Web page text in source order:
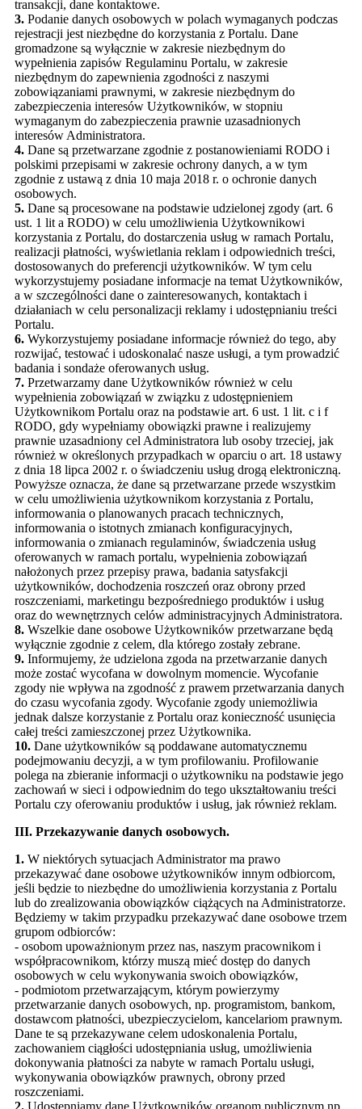
transakcji, dane kontaktowe.
3. Podanie danych osobowych w polach wymaganych podczas
rejestracji jest niezbędne do korzystania z Portalu. Dane
gromadzone są wyłącznie w zakresie niezbędnym do
wypełnienia zapisów Regulaminu Portalu, w zakresie
niezbędnym do zapewnienia zgodności z naszymi
zobowiązaniami prawnymi, w zakresie niezbędnym do
zabezpieczenia interesów Użytkowników, w stopniu
wymaganym do zabezpieczenia prawnie uzasadnionych
interesów Administratora.
4. Dane są przetwarzane zgodnie z postanowieniami RODO i
polskimi przepisami w zakresie ochrony danych, a w tym
zgodnie z ustawą z dnia 10 maja 2018 r. o ochronie danych
osobowych.
5. Dane są procesowane na podstawie udzielonej zgody (art. 6
ust. 1 lit a RODO) w celu umożliwienia Użytkownikowi
korzystania z Portalu, do dostarczenia usług w ramach Portalu,
realizacji płatności, wyświetlania reklam i odpowiednich treści,
dostosowanych do preferencji użytkowników. W tym celu
wykorzystujemy posiadane informacje na temat Użytkowników,
a w szczególności dane o zainteresowanych, kontaktach i
działaniach w celu personalizacji reklamy i udostępnianiu treści
Portalu.
6. Wykorzystujemy posiadane informacje również do tego, aby
rozwijać, testować i udoskonalać nasze usługi, a tym prowadzić
badania i sondaże oferowanych usług.
7. Przetwarzamy dane Użytkowników również w celu
wypełnienia zobowiązań w związku z udostępnieniem
Użytkownikom Portalu oraz na podstawie art. 6 ust. 1 lit. c i f
RODO, gdy wypełniamy obowiązki prawne i realizujemy
prawnie uzasadniony cel Administratora lub osoby trzeciej, jak
również w określonych przypadkach w oparciu o art. 18 ustawy
z dnia 18 lipca 2002 r. o świadczeniu usług drogą elektroniczną.
Powyższe oznacza, że dane są przetwarzane przede wszystkim
w celu umożliwienia użytkownikom korzystania z Portalu,
informowania o planowanych pracach technicznych,
informowania o istotnych zmianach konfiguracyjnych,
informowania o zmianach regulaminów, świadczenia usług
oferowanych w ramach portalu, wypełnienia zobowiązań
nałożonych przez przepisy prawa, badania satysfakcji
użytkowników, dochodzenia roszczeń oraz obrony przed
roszczeniami, marketingu bezpośredniego produktów i usług
oraz do wewnętrznych celów administracyjnych Administratora.
8. Wszelkie dane osobowe Użytkowników przetwarzane będą
wyłącznie zgodnie z celem, dla którego zostały zebrane.
9. Informujemy, że udzielona zgoda na przetwarzanie danych
może zostać wycofana w dowolnym momencie. Wycofanie
zgody nie wpływa na zgodność z prawem przetwarzania danych
do czasu wycofania zgody. Wycofanie zgody uniemożliwia
jednak dalsze korzystanie z Portalu oraz konieczność usunięcia
całej treści zamieszczonej przez Użytkownika.
10. Dane użytkowników są poddawane automatycznemu
podejmowaniu decyzji, a w tym profilowaniu. Profilowanie
polega na zbieranie informacji o użytkowniku na podstawie jego
zachowań w sieci i odpowiednim do tego ukształtowaniu treści
Portalu czy oferowaniu produktów i usług, jak również reklam.
III. Przekazywanie danych osobowych.
1. W niektórych sytuacjach Administrator ma prawo
przekazywać dane osobowe użytkowników innym odbiorcom,
jeśli będzie to niezbędne do umożliwienia korzystania z Portalu
lub do zrealizowania obowiązków ciążących na Administratorze.
Będziemy w takim przypadku przekazywać dane osobowe trzem
grupom odbiorców:
- osobom upoważnionym przez nas, naszym pracownikom i
współpracownikom, którzy muszą mieć dostęp do danych
osobowych w celu wykonywania swoich obowiązków,
- podmiotom przetwarzającym, którym powierzymy
przetwarzanie danych osobowych, np. programistom, bankom,
dostawcom płatności, ubezpieczycielom, kancelariom prawnym.
Dane te są przekazywane celem udoskonalenia Portalu,
zachowaniem ciągłości udostępniania usług, umożliwienia
dokonywania płatności za nabyte w ramach Portalu usługi,
wykonywania obowiązków prawnych, obrony przed
roszczeniami.